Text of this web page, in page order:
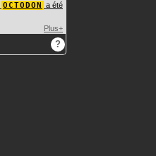
OCTODON a été
Plus+
?